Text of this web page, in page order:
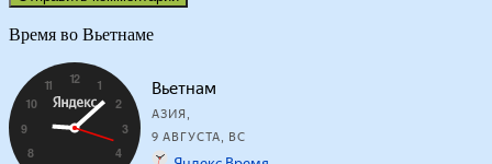
Время во Вьетнаме